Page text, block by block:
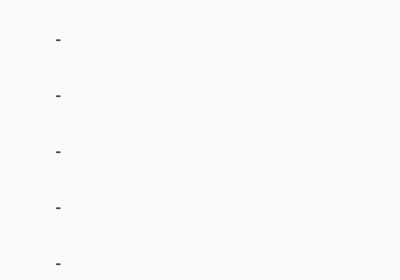
-
-
-
-
-